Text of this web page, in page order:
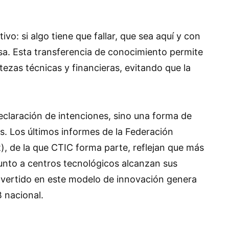
si algo tiene que fallar, que sea aquí y con
Esta transferencia de conocimiento permite
técnicas y financieras, evitando que la
de intenciones, sino una forma de
Los últimos informes de la Federación
de la que CTIC forma parte, reflejan que más
a centros tecnológicos alcanzan sus
en este modelo de innovación genera
nacional.